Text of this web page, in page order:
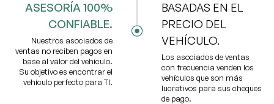
ASESORÍA 100%
CONFIABLE.
Nuestros asociados de
ventas no reciben pagos en
base al valor del vehículo.
Su objetivo es encontrar el
vehículo perfecto para TI.
BASADAS EN EL
PRECIO DEL
VEHÍCULO.
Los asociados de ventas
con frecuencia venden los
vehículos que son más
lucrativos para sus cheques
de pago.